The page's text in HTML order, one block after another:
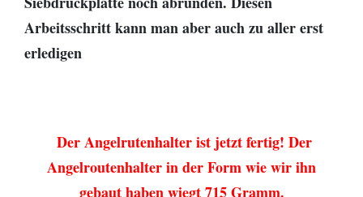
Arbeitsschritt kann man aber auch zu aller erst
erledigen
Der Angelrutenhalter ist jetzt fertig! Der
Angelroutenhalter in der Form wie wir ihn
gebaut haben wiegt 715 Gramm.